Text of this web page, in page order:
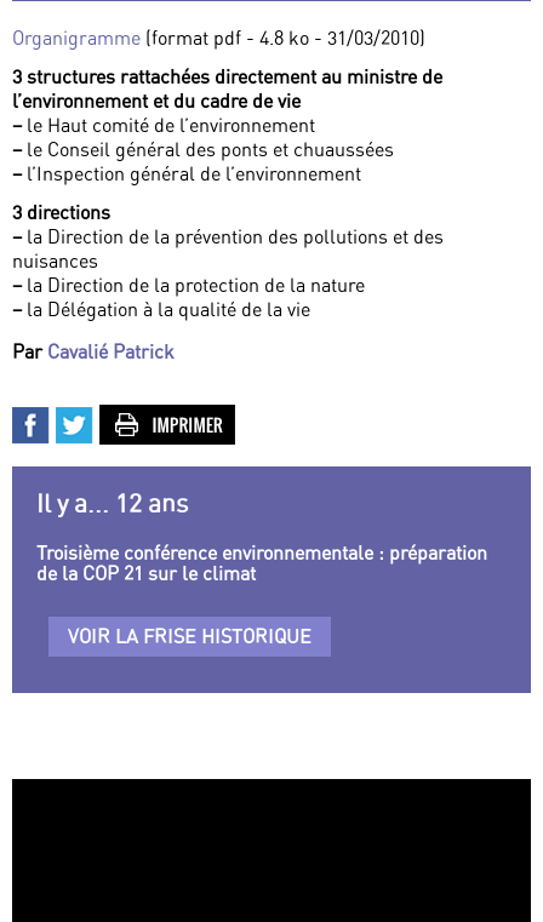
Organigramme (format pdf - 4.8 ko - 31/03/2010)
3 structures rattachées directement au ministre de
l’environnement et du cadre de vie
–le Haut comité de l’environnement
–le Conseil général des ponts et chuaussées
–l’Inspection général de l’environnement
3 directions
–la Direction de la prévention des pollutions et des
nuisances
–la Direction de la protection de la nature
–la Délégation à la qualité de la vie
Par Cavalié Patrick
Il y a... 12 ans
Troisième conférence environnementale : préparation
de la COP 21 sur le climat
VOIR LA FRISE HISTORIQUE